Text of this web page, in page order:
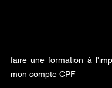
faire une formation à
mon compte CPF